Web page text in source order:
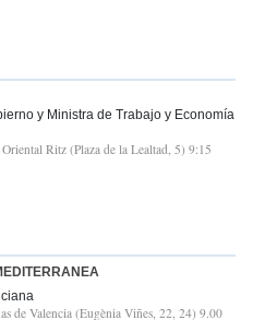
y Ministra de Trabajo y Economía
Ritz (Plaza de la Lealtad, 5) 9:15
de Valencia (Eugènia Viñes, 22, 24) 9.00